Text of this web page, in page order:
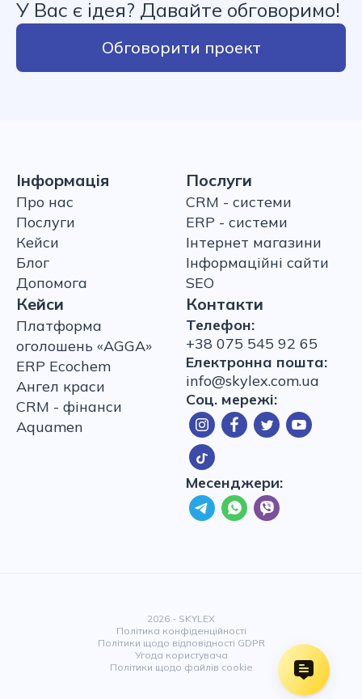
У Вас є ідея? Давайте обговоримо!
Обговорити проект
Послуги
CRM - системи
ERP - системи
Інтернет магазини
Інформаційні сайти
SEO
Кейси
Платформа
оголошень «AGGA»
ERP Ecochem
Ангел краси
CRM - фінанси
Aquamen
Інформація
Про нас
Послуги
Кейси
Блог
Допомога
Контакти
Телефон:
+38 075 545 92 65
Електронна пошта:
info@skylex.com.ua
Соц. мережі:
Месенджери:
2026 - SKYLEX
Політика конфіденційності
Політики щодо відповідності GDPR
Угода користувача
Політики щодо файлів cookie